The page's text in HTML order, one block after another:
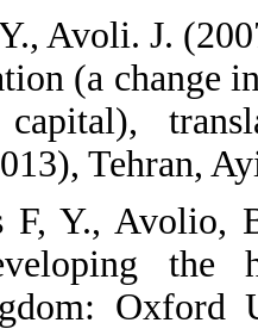
20. Lutans, Y.,
the
of human
Forouhar
21. Luthans F,
capital:
United